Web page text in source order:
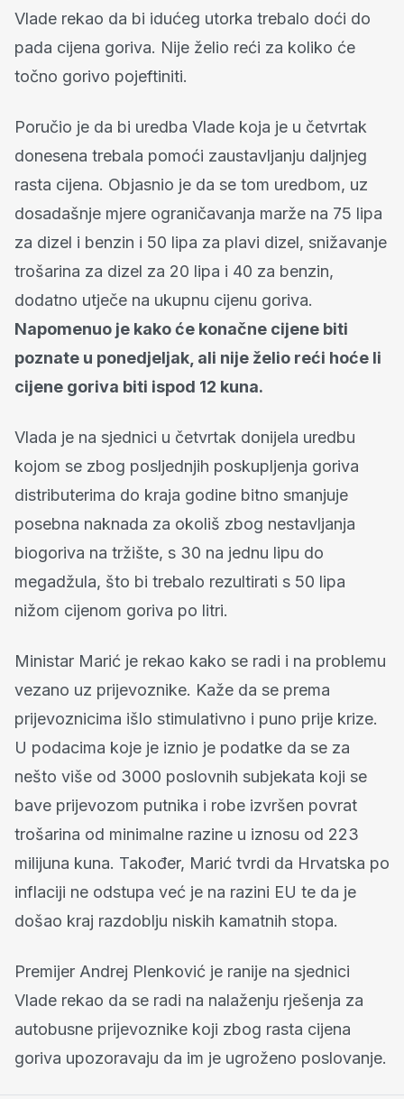
Vlade rekao da bi idućeg utorka trebalo doći do
pada cijena goriva. Nije želio reći za koliko će
točno gorivo pojeftiniti.
Poručio je da bi uredba Vlade koja je u četvrtak
donesena trebala pomoći zaustavljanju daljnjeg
rasta cijena. Objasnio je da se tom uredbom, uz
dosadašnje mjere ograničavanja marže na 75 lipa
za dizel i benzin i 50 lipa za plavi dizel, snižavanje
trošarina za dizel za 20 lipa i 40 za benzin,
dodatno utječe na ukupnu cijenu goriva.
Napomenuo je kako će konačne cijene biti
poznate u ponedjeljak, ali nije želio reći hoće li
cijene goriva biti ispod 12 kuna.
Vlada je na sjednici u četvrtak donijela uredbu
kojom se zbog posljednjih poskupljenja goriva
distributerima do kraja godine bitno smanjuje
posebna naknada za okoliš zbog nestavljanja
biogoriva na tržište, s 30 na jednu lipu do
megadžula, što bi trebalo rezultirati s 50 lipa
nižom cijenom goriva po litri.
Ministar Marić je rekao kako se radi i na problemu
vezano uz prijevoznike. Kaže da se prema
prijevoznicima išlo stimulativno i puno prije krize.
U podacima koje je iznio je podatke da se za
nešto više od 3000 poslovnih subjekata koji se
bave prijevozom putnika i robe izvršen povrat
trošarina od minimalne razine u iznosu od 223
milijuna kuna. Također, Marić tvrdi da Hrvatska po
inflaciji ne odstupa već je na razini EU te da je
došao kraj razdoblju niskih kamatnih stopa.
Premijer Andrej Plenković je ranije na sjednici
Vlade rekao da se radi na nalaženju rješenja za
autobusne prijevoznike koji zbog rasta cijena
goriva upozoravaju da im je ugroženo poslovanje.